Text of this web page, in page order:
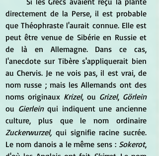
directement de la Perse, il est probable
que Théophraste l'aurait connue. Elle est
peut être venue de Sibérie en Russie et
de là en Allemagne. Dans ce cas,
l'anecdote sur Tibère s'appliquerait bien
au Chervis. Je ne vois pas, il est vrai, de
nom russe ; mais les Allemands ont des
noms originaux Krizel, ou Grizel, Görlein
ou Gierlein qui indiquent une ancienne
Zuckerwurzel, qui signifie racine sucrée.
Le nom danois a le même sens : Sokerot,